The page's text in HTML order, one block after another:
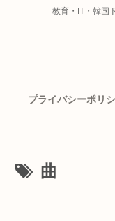
教育・IT・韓国
プライバシーポリ
曲